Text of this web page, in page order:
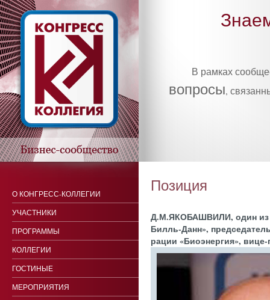
В рамках
вопросы,
Позиция
Д.М.ЯКО­БАШ­ВИ­ЛИ, один из
Билль-Данн»,
рации «Би­оэнер­гия»,
О КОНГРЕСС-КОЛЛЕГИИ
УЧАСТНИКИ
ПРОГРАММЫ
КОЛЛЕГИИ
ГОСТИНЫЕ
МЕРОПРИЯТИЯ